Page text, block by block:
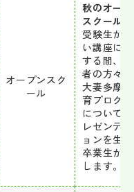
オープンスク
ール
秋のオー
スクール
受験生が
い講座に
する間、
者の方々
大妻多摩
育プログ
について
レゼンテ
ョンを生
卒業生が
します。